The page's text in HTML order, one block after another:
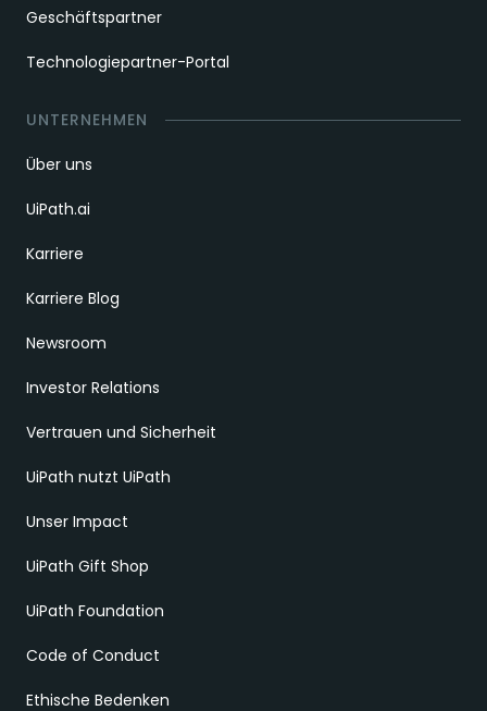
Geschäftspartner
Technologiepartner-Portal
UNTERNEHMEN
Über uns
UiPath.ai
Karriere
Karriere Blog
Newsroom
Investor Relations
Vertrauen und Sicherheit
UiPath nutzt UiPath
Unser Impact
UiPath Gift Shop
UiPath Foundation
Code of Conduct
Ethische Bedenken